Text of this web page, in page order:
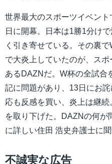
世界最大のスポーツイベン
日に開幕。日本は1勝1分け
く引き寄せている。その裏
で大炎上していたのが、ス
あるDAZNだ。W杯の全試合
記に問題があり、13日にお
応も反感を買い、炎上は継
を取り下げた。DAZNの何が
に詳しい住田 浩史弁護士に聞
不誠実な広告